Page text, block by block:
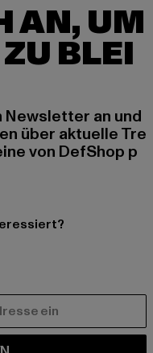
AN, UM
BLEI
an und
über aktuelle Tre
von DefShop p